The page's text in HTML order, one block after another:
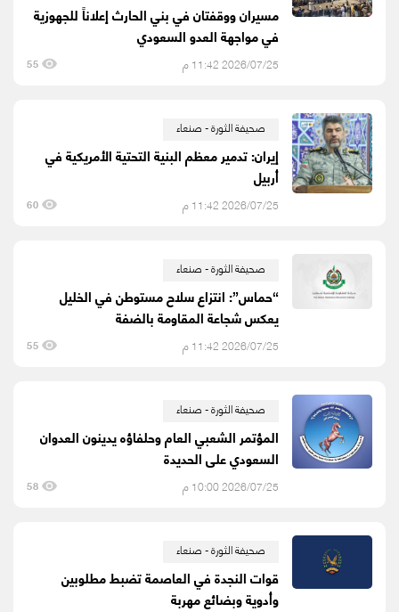
مسيران ووقفتان في بني الحارث إعلاناً للجهوزية
في مواجهة العدو السعودي
2026/07/25 11:42 م 55
صحيفة الثورة - صنعاء
إيران: تدمير معظم البنية التحتية الأمريكية في
أربيل
2026/07/25 11:42 م 60
صحيفة الثورة - صنعاء
“حماس”: انتزاع سلاح مستوطن في الخليل
يعكس شجاعة المقاومة بالضفة
2026/07/25 11:42 م 55
صحيفة الثورة - صنعاء
المؤتمر الشعبي العام وحلفاؤه يدينون العدوان
السعودي على الحديدة
2026/07/25 10:00 م 58
صحيفة الثورة - صنعاء
قوات النجدة في العاصمة تضبط مطلوبين
وأدوية وبضائع مهربة